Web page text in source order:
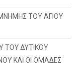
ΤΟΥ ΑΓΙΟΥ
ΤΟΥ ΔΥΤΙΚΟΥ
ΚΑΙ ΟΙ ΟΜΑΔΕΣ